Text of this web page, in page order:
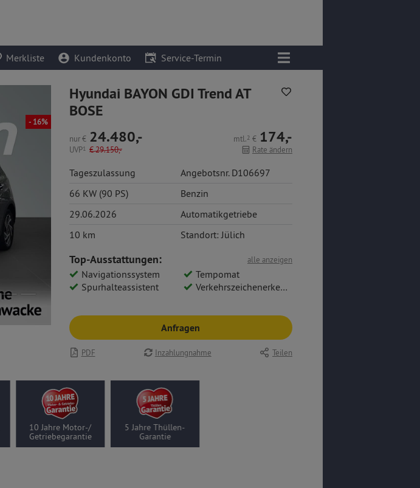
Merkliste Kundenkonto Service-Termin
- 16%
Hyundai BAYON GDI Trend AT
BOSE
nur € 24.480,-
UVP1 €29.150,-
mtl.2 € 174,-
Rate ändern
Tageszulassung
Angebotsnr. D106697
66 KW (90 PS)
Benzin
29.06.2026
Automatikgetriebe
10 km
Standort: Jülich
alle anzeigen
Top-Ausstattungen:
Navigationssystem
Tempomat
Spurhalteassistent
Verkehrszeichenerkennung
Anfragen
PDF Inzahlungnahme Teilen
10 Jahre Motor-/
Getriebegarantie
5 Jahre Thüllen-
Garantie